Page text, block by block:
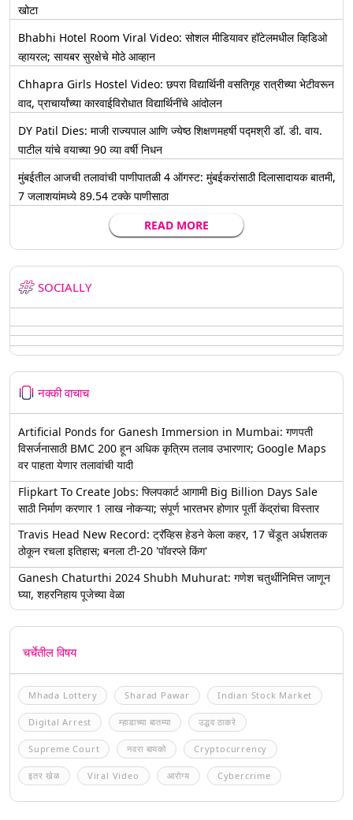
खोटा
Bhabhi Hotel Room Viral Video: सोशल मीडियावर हॉटेलमधील व्हिडिओ
व्हायरल; सायबर सुरक्षेचे मोठे आव्हान
Chhapra Girls Hostel Video: छपरा विद्यार्थिनी वसतिगृह रात्रीच्या भेटीवरून
वाद, प्राचार्यांच्या कारवाईविरोधात विद्यार्थिनींचे आंदोलन
DY Patil Dies: माजी राज्यपाल आणि ज्येष्ठ शिक्षणमहर्षी पद्मश्री डॉ. डी. वाय.
पाटील यांचे वयाच्या 90 व्या वर्षी निधन
मुंबईतील आजची तलावांची पाणीपातळी 4 ऑगस्ट: मुंबईकरांसाठी दिलासादायक बातमी,
7 जलाशयांमध्ये 89.54 टक्के पाणीसाठा
READ MORE
SOCIALLY
नक्की वाचाच
Artificial Ponds for Ganesh Immersion in Mumbai: गणपती
विसर्जनासाठी BMC 200 हून अधिक कृत्रिम तलाव उभारणार; Google Maps
वर पाहता येणार तलावांची यादी
Flipkart To Create Jobs: फ्लिपकार्ट आगामी Big Billion Days Sale
साठी निर्माण करणार 1 लाख नोकऱ्या; संपूर्ण भारतभर होणार पूर्ती केंद्रांचा विस्तार
Travis Head New Record: ट्रॅव्हिस हेडने केला कहर, 17 चेंडूत अर्धशतक
ठोकून रचला इतिहास; बनला टी-20 'पॉवरप्ले किंग'
Ganesh Chaturthi 2024 Shubh Muhurat: गणेश चतुर्थीनिमित्त जाणून
घ्या, शहरनिहाय पूजेच्या वेळा
चर्चेतील विषय
Mhada Lottery Sharad Pawar Indian Stock Market
Digital Arrest म्हाडाच्या बातम्या उद्धव ठाकरे
Supreme Court नवरा बायको Cryptocurrency
इतर खेळ Viral Video आरोग्य Cybercrime